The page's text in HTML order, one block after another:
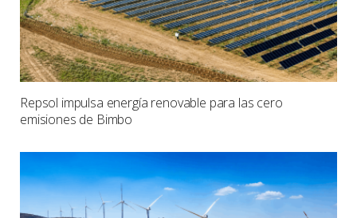
Repsol impulsa energía renovable para las cero
emisiones de Bimbo